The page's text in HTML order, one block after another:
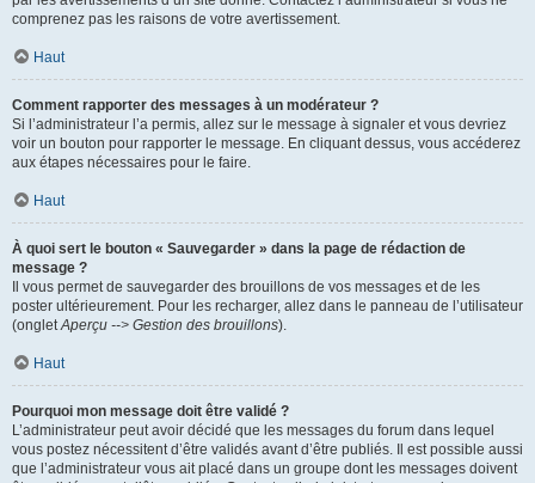
comprenez pas les raisons de votre avertissement.
Haut
Comment rapporter des messages à un modérateur ?
Si l’administrateur l’a permis, allez sur le message à signaler et vous devriez
voir un bouton pour rapporter le message. En cliquant dessus, vous accéderez
aux étapes nécessaires pour le faire.
Haut
À quoi sert le bouton « Sauvegarder » dans la page de rédaction de
message ?
Il vous permet de sauvegarder des brouillons de vos messages et de les
poster ultérieurement. Pour les recharger, allez dans le panneau de l’utilisateur
(ongletAperçu --> Gestion des brouillons).
Haut
Pourquoi mon message doit être validé ?
L’administrateur peut avoir décidé que les messages du forum dans lequel
vous postez nécessitent d’être validés avant d’être publiés. Il est possible aussi
que l’administrateur vous ait placé dans un groupe dont les messages doivent